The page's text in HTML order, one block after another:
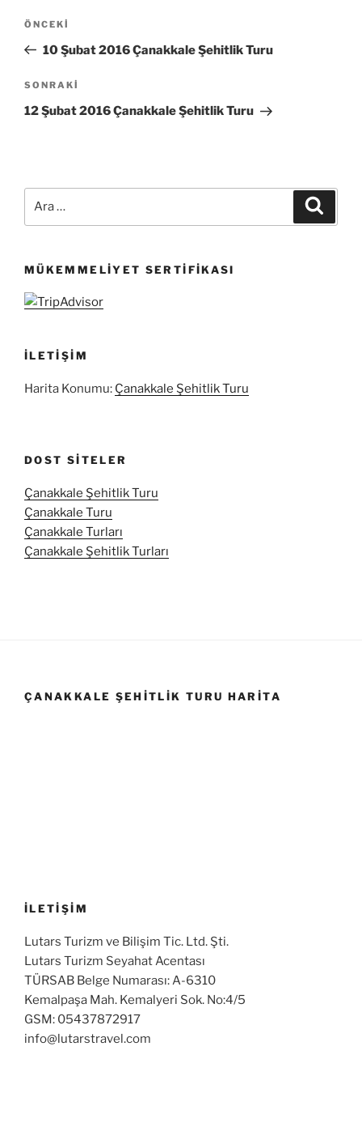
Yazı
Önceki
Yazı
ÖNCEKI
10 Şubat 2016 Çanakkale Şehitlik Turu
Sonraki
Yazı
SONRAKI
12 Şubat 2016 Çanakkale Şehitlik Turu
MÜKEMMELIYET SERTIFIKASI
İLETIŞIM
Harita Konumu: Çanakkale Şehitlik Turu
DOST SITELER
Çanakkale Şehitlik Turu
Çanakkale Turu
Çanakkale Turları
Çanakkale Şehitlik Turları
ÇANAKKALE ŞEHITLIK TURU HARITA
İLETİŞİM
Lutars Turizm ve Bilişim Tic. Ltd. Şti.
Lutars Turizm Seyahat Acentası
TÜRSAB Belge Numarası: A-6310
Kemalpaşa Mah. Kemalyeri Sok. No:4/5
GSM: 05437872917
info@lutarstravel.com